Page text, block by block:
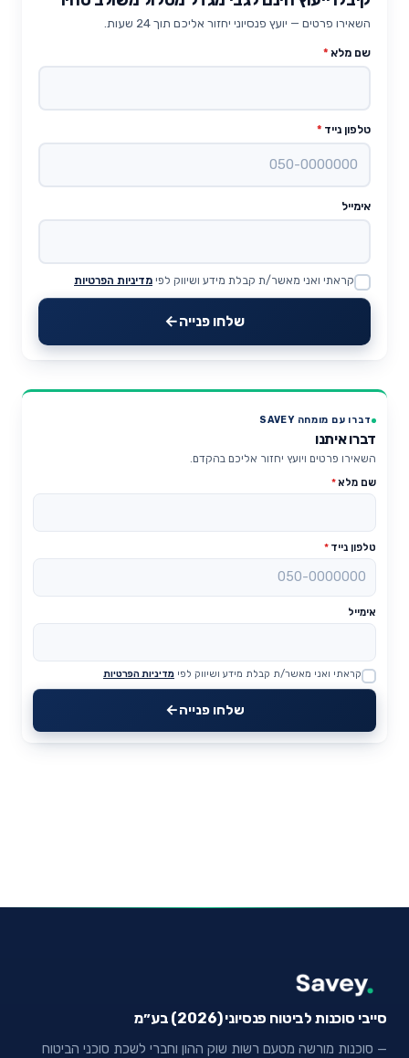
השאירו פרטים — יועץ פנסיוני יחזור אליכם תוך 24 שעות.
שם מלא *
טלפון נייד *
אימייל
Website
קראתי ואני מאשר/ת קבלת מידע ושיווק לפי מדיניות הפרטיות
שלחו פנייה
דברו עם מומחה SAVEY
דברו איתנו
השאירו פרטים ויועץ יחזור אליכם בהקדם.
שם מלא*
טלפון נייד *
אימייל
Website
קראתי ואני מאשר/ת קבלת מידע ושיווק לפי מדיניות הפרטיות
שלחו פנייה
סייבי סוכנות לביטוח פנסיוני (2026) בע״מ
— סוכנות מורשה מטעם רשות שוק ההון וחברי לשכת סוכני הביטוח